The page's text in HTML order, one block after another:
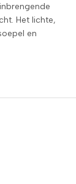
Het lichte,
en